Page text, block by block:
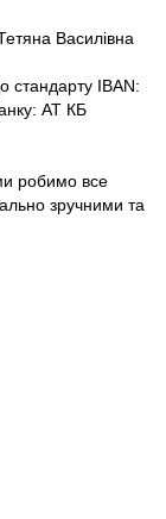
Василівна
стандарту IBAN:
АТ КБ
робимо все
зручними та